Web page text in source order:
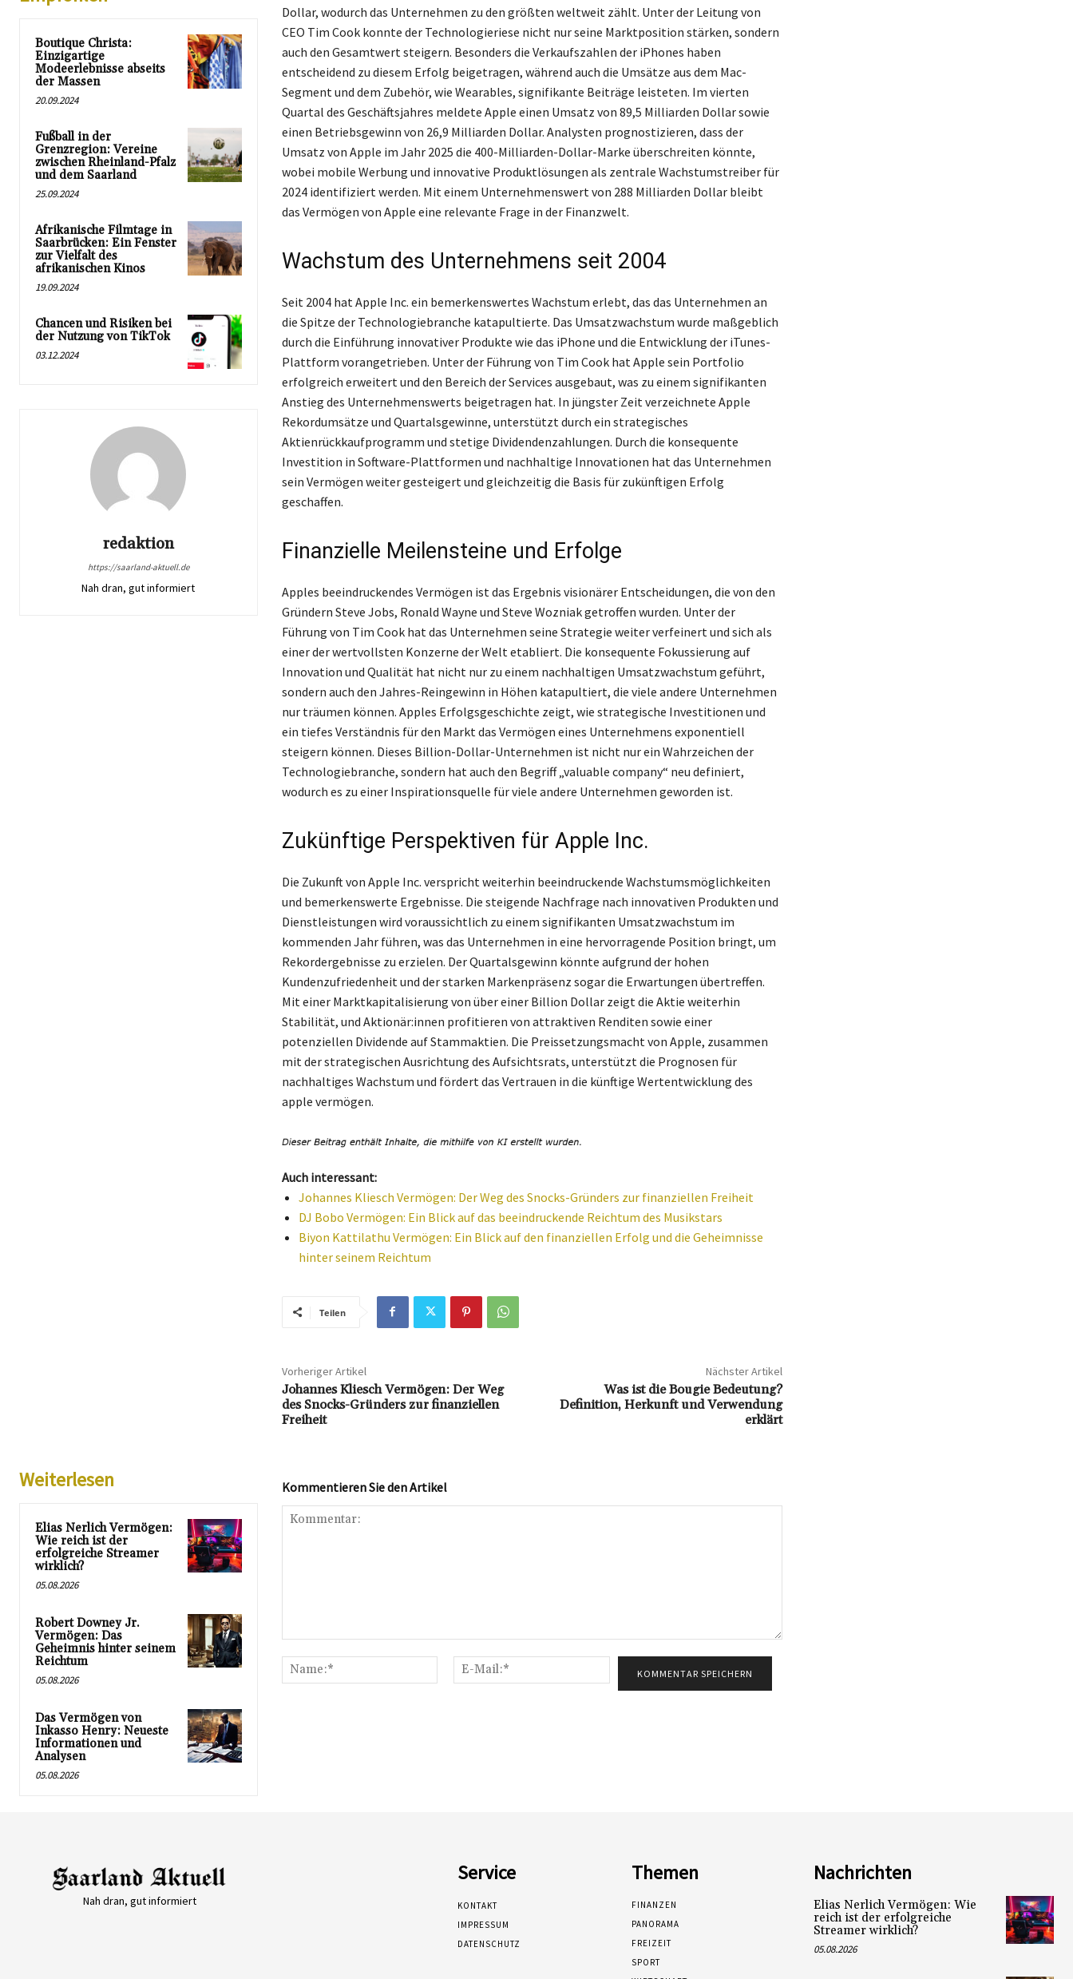
Boutique Christa:
Einzigartige
Modeerlebnisse abseits
der Massen
20.09.2024
Fußball in der
Grenzregion: Vereine
zwischen Rheinland-Pfalz
und dem Saarland
25.09.2024
Afrikanische Filmtage in
Saarbrücken: Ein Fenster
zur Vielfalt des
afrikanischen Kinos
19.09.2024
Chancen und Risiken bei
der Nutzung von TikTok
03.12.2024
redaktion
https://saarland-aktuell.de
Nah dran, gut informiert
Dollar, wodurch das Unternehmen zu den größten weltweit zählt. Unter der Leitung von
CEO Tim Cook konnte der Technologieriese nicht nur seine Marktposition stärken, sondern
auch den Gesamtwert steigern. Besonders die Verkaufszahlen der iPhones haben
entscheidend zu diesem Erfolg beigetragen, während auch die Umsätze aus dem Mac-
Segment und dem Zubehör, wie Wearables, signifikante Beiträge leisteten. Im vierten
Quartal des Geschäftsjahres meldete Apple einen Umsatz von 89,5 Milliarden Dollar sowie
einen Betriebsgewinn von 26,9 Milliarden Dollar. Analysten prognostizieren, dass der
Umsatz von Apple im Jahr 2025 die 400-Milliarden-Dollar-Marke überschreiten könnte,
wobei mobile Werbung und innovative Produktlösungen als zentrale Wachstumstreiber für
2024 identifiziert werden. Mit einem Unternehmenswert von 288 Milliarden Dollar bleibt
das Vermögen von Apple eine relevante Frage in der Finanzwelt.
Wachstum des Unternehmens seit 2004
Seit 2004 hat Apple Inc. ein bemerkenswertes Wachstum erlebt, das das Unternehmen an
die Spitze der Technologiebranche katapultierte. Das Umsatzwachstum wurde maßgeblich
durch die Einführung innovativer Produkte wie das iPhone und die Entwicklung der iTunes-
Plattform vorangetrieben. Unter der Führung von Tim Cook hat Apple sein Portfolio
erfolgreich erweitert und den Bereich der Services ausgebaut, was zu einem signifikanten
Anstieg des Unternehmenswerts beigetragen hat. In jüngster Zeit verzeichnete Apple
Rekordumsätze und Quartalsgewinne, unterstützt durch ein strategisches
Aktienrückkaufprogramm und stetige Dividendenzahlungen. Durch die konsequente
Investition in Software-Plattformen und nachhaltige Innovationen hat das Unternehmen
sein Vermögen weiter gesteigert und gleichzeitig die Basis für zukünftigen Erfolg
geschaffen.
Finanzielle Meilensteine und Erfolge
Apples beeindruckendes Vermögen ist das Ergebnis visionärer Entscheidungen, die von den
Gründern Steve Jobs, Ronald Wayne und Steve Wozniak getroffen wurden. Unter der
Führung von Tim Cook hat das Unternehmen seine Strategie weiter verfeinert und sich als
einer der wertvollsten Konzerne der Welt etabliert. Die konsequente Fokussierung auf
Innovation und Qualität hat nicht nur zu einem nachhaltigen Umsatzwachstum geführt,
sondern auch den Jahres-Reingewinn in Höhen katapultiert, die viele andere Unternehmen
nur träumen können. Apples Erfolgsgeschichte zeigt, wie strategische Investitionen und
ein tiefes Verständnis für den Markt das Vermögen eines Unternehmens exponentiell
steigern können. Dieses Billion-Dollar-Unternehmen ist nicht nur ein Wahrzeichen der
Technologiebranche, sondern hat auch den Begriff „valuable company“ neu definiert,
wodurch es zu einer Inspirationsquelle für viele andere Unternehmen geworden ist.
Zukünftige Perspektiven für Apple Inc.
Die Zukunft von Apple Inc. verspricht weiterhin beeindruckende Wachstumsmöglichkeiten
und bemerkenswerte Ergebnisse. Die steigende Nachfrage nach innovativen Produkten und
Dienstleistungen wird voraussichtlich zu einem signifikanten Umsatzwachstum im
kommenden Jahr führen, was das Unternehmen in eine hervorragende Position bringt, um
Rekordergebnisse zu erzielen. Der Quartalsgewinn könnte aufgrund der hohen
Kundenzufriedenheit und der starken Markenpräsenz sogar die Erwartungen übertreffen.
Mit einer Marktkapitalisierung von über einer Billion Dollar zeigt die Aktie weiterhin
Stabilität, und Aktionär:innen profitieren von attraktiven Renditen sowie einer
potenziellen Dividende auf Stammaktien. Die Preissetzungsmacht von Apple, zusammen
mit der strategischen Ausrichtung des Aufsichtsrats, unterstützt die Prognosen für
nachhaltiges Wachstum und fördert das Vertrauen in die künftige Wertentwicklung des
apple vermögen.
Auch interessant:
Johannes Kliesch Vermögen: Der Weg des Snocks-Gründers zur finanziellen Freiheit
DJ Bobo Vermögen: Ein Blick auf das beeindruckende Reichtum des Musikstars
Biyon Kattilathu Vermögen: Ein Blick auf den finanziellen Erfolg und die Geheimnisse
hinter seinem Reichtum
Teilen
Vorheriger Artikel
Johannes Kliesch Vermögen: Der Weg
des Snocks-Gründers zur finanziellen
Freiheit
Nächster Artikel
Was ist die Bougie Bedeutung?
Definition, Herkunft und Verwendung
erklärt
Weiterlesen
Elias Nerlich Vermögen:
Wie reich ist der
erfolgreiche Streamer
wirklich?
05.08.2026
Robert Downey Jr.
Vermögen: Das
Geheimnis hinter seinem
Reichtum
05.08.2026
Das Vermögen von
Inkasso Henry: Neueste
Informationen und
Analysen
05.08.2026
Kommentieren Sie den Artikel
Name:*
Mail:*
Nah dran, gut informiert
Service
KONTAKT
IMPRESSUM
DATENSCHUTZ
Themen
FINANZEN
PANORAMA
FREIZEIT
SPORT
Nachrichten
Elias Nerlich Vermögen: Wie
reich ist der erfolgreiche
Streamer wirklich?
05.08.2026